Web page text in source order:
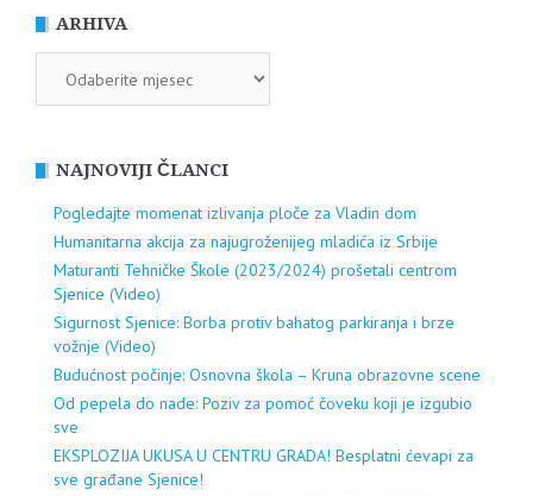
ARHIVA
NAJNOVIJI ČLANCI
Pogledajte momenat izlivanja ploče za Vladin dom
Humanitarna akcija za najugroženijeg mladića iz Srbije
Maturanti Tehničke Škole (2023/2024) prošetali centrom
Sjenice (Video)
Sigurnost Sjenice: Borba protiv bahatog parkiranja i brze
vožnje (Video)
Budućnost počinje: Osnovna škola – Kruna obrazovne scene
Od pepela do nade: Poziv za pomoć čoveku koji je izgubio
sve
EKSPLOZIJA UKUSA U CENTRU GRADA! Besplatni ćevapi za
sve građane Sjenice!